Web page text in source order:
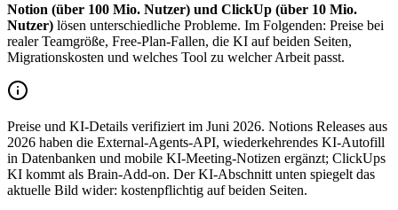
Notion (über 100 Mio. Nutzer) und ClickUp (über 10 Mio.
Nutzer) lösen unterschiedliche Probleme. Im Folgenden: Preise bei
realer Teamgröße, Free-Plan-Fallen, die KI auf beiden Seiten,
Migrationskosten und welches Tool zu welcher Arbeit passt.
Preise und KI-Details verifiziert im Juni 2026. Notions Releases aus
2026 haben die External-Agents-API, wiederkehrendes KI-Autofill
in Datenbanken und mobile KI-Meeting-Notizen ergänzt; ClickUps
KI kommt als Brain-Add-on. Der KI-Abschnitt unten spiegelt das
aktuelle Bild wider: kostenpflichtig auf beiden Seiten.